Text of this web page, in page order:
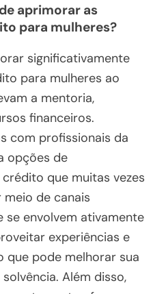
aprimorar as
para mulheres?
significativamente
para mulheres ao
a mentoria,
financeiros.
com profissionais da
opções de
que muitas vezes
de canais
se envolvem ativamente
experiências e
que pode melhorar sua
Além disso,